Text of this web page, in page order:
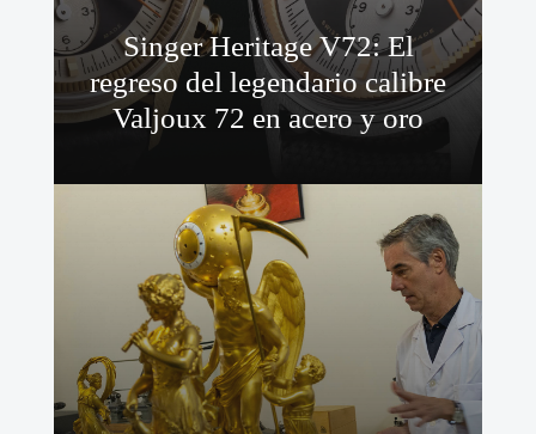
Singer Heritage V72: El
regreso del legendario calibre
Valjoux 72 en acero y oro